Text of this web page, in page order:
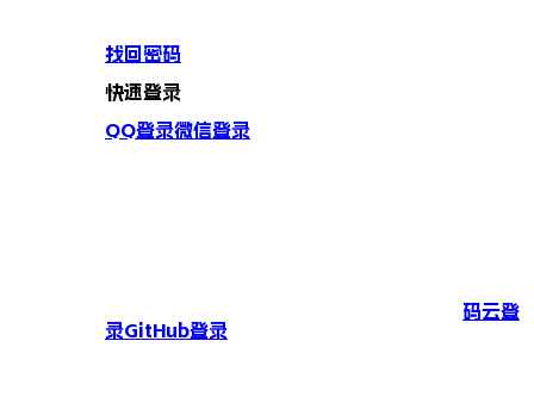
找回密码
快速登录
QQ登录微信登录
码云登
录GitHub登录